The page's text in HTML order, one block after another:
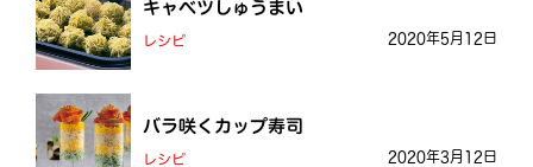
キャベツしゅうまい
レシピ 2020年5月12日
バラ咲くカップ寿司
レシピ 2020年3月12日